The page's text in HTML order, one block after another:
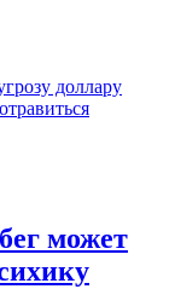
доллару
может